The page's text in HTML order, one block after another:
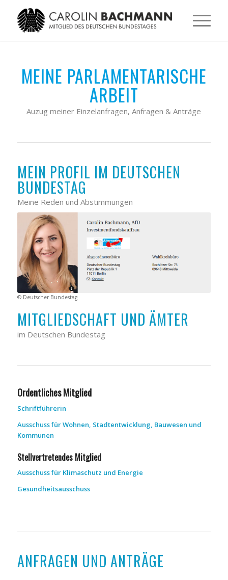
MEINE PARLAMENTARISCHE
ARBEIT
Auzug meiner Einzelanfragen, Anfragen & Anträge
MEIN PROFIL IM DEUTSCHEN
BUNDESTAG
Meine Reden und Abstimmungen
© Deutscher Bundestag
MITGLIEDSCHAFT UND ÄMTER
im Deutschen Bundestag
Ordentliches Mitglied
Schriftführerin
Ausschuss für Wohnen, Stadtentwicklung, Bauwesen und
Kommunen
Stellvertretendes Mitglied
Ausschuss für Klimaschutz und Energie
Gesundheitsausschuss
ANFRAGEN UND ANTRÄGE